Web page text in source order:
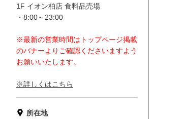
1F イオン柏店 食料品売場
・8:00～23:00
※最新の営業時間はトップページ掲載
のバナーよりご確認くださいますよう
お願いいたします。
※詳しくはこちら
所在地